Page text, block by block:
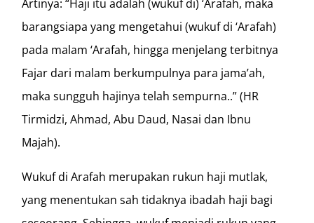
Artinya: “Haji itu adalah (wukuf di) ‘Arafah, maka
barangsiapa yang mengetahui (wukuf di ‘Arafah)
pada malam ‘Arafah, hingga menjelang terbitnya
Fajar dari malam berkumpulnya para jama’ah,
maka sungguh hajinya telah sempurna..” (HR
Tirmidzi, Ahmad, Abu Daud, Nasai dan Ibnu
Majah).
Wukuf di Arafah merupakan rukun haji mutlak,
yang menentukan sah tidaknya ibadah haji bagi